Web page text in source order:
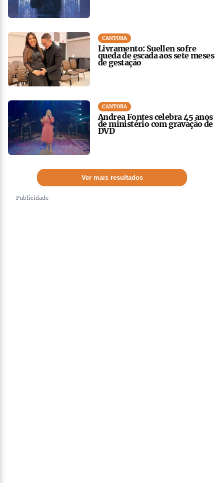
CANTORA
Livramento: Suellen sofre
queda de escada aos sete meses
de gestação
CANTORA
Andrea Fontes celebra 45 anos
de ministério com gravação de
DVD
Ver mais resultados
Publicidade